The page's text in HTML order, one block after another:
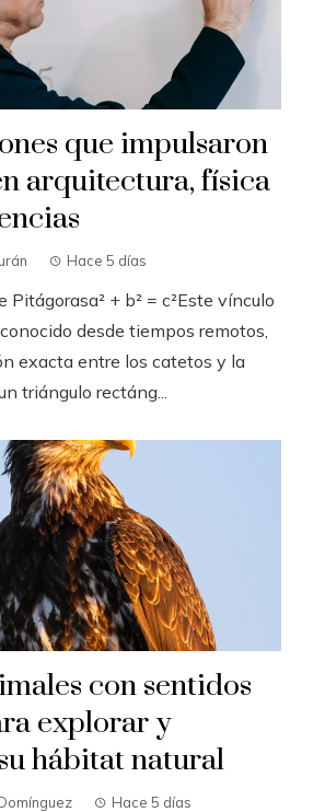
que impulsaron
arquitectura, física
Hace 5 días
Pitágorasa² + b² = c²Este vínculo
desde tiempos remotos,
exacta entre los catetos y la
triángulo rectáng...
con sentidos
explorar y
hábitat natural
Hace 5 días